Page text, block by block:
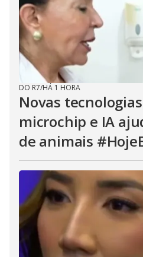
DO R7/HÁ 1 HORA
Novas
microchip e IA
de animais